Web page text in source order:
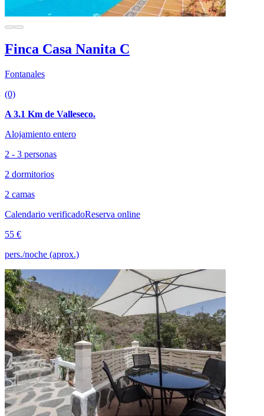
Finca Casa Nanita C
Fontanales
(0)
A 3.1 Km de Valleseco.
Alojamiento entero
2 - 3 personas
2 dormitorios
2 camas
Calendario verificadoReserva online
55 €
pers./noche (aprox.)